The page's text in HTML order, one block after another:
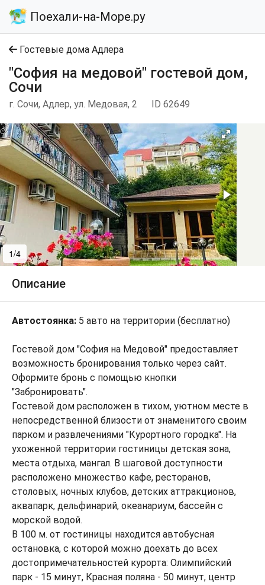
Поехали-на-Море.ру
Гостевые дома Адлера
"София на медовой" гостевой дом,
Сочи
г. Сочи, Адлер, ул. Медовая, 2 ID 62649
1/4
Описание
Автостоянка: 5 авто на территории (бесплатно)
Гостевой дом "София на Медовой" предоставляет
возможность бронирования только через сайт.
Оформите бронь с помощью кнопки
"Забронировать".
Гостевой дом расположен в тихом, уютном месте в
непосредственной близости от знаменитого своим
парком и развлечениями "Курортного городка". На
ухоженной территории гостиницы детская зона,
места отдыха, мангал. В шаговой доступности
расположено множество кафе, ресторанов,
столовых, ночных клубов, детских аттракционов,
аквапарк, дельфинарий, океанариум, бассейн с
морской водой.
В 100 м. от гостиницы находится автобусная
остановка, с которой можно доехать до всех
достопримечательностей курорта: Олимпийский
парк - 15 минут, Красная поляна - 50 минут, центр